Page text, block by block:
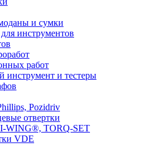
и сумки
инструментов
работ
инструмент и тестеры
Pozidriv
отвертки
WING®, TORQ-SET
VDE